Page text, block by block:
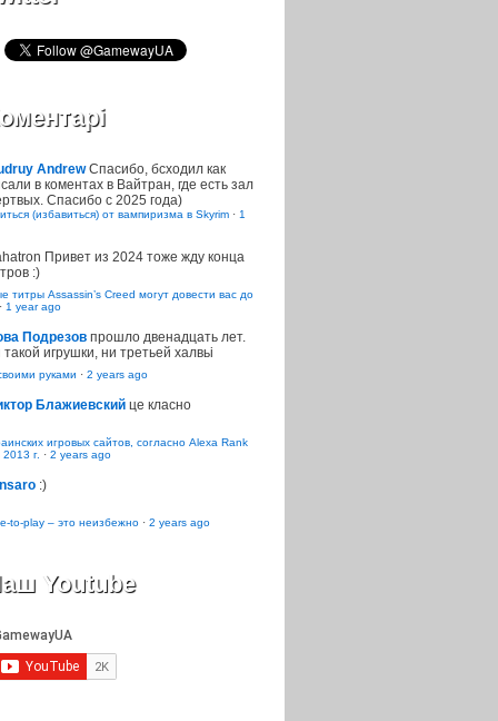
Andrew Спасибо, бсходил как
в коментах в Вайтран, где есть зал
Спасибо с 2025 года)
(избавиться) от вампиризма в Skyrim · 1
Привет из 2024 тоже жду конца
:)
титры Assassin’s Creed могут довести вас до
· 1 year ago
Подрезов прошло двенадцать лет.
такой игрушки, ни третьей халвьі
руками · 2 years ago
Блажиевский це класно
игровых сайтов, согласно Alexa Rank
г. · 2 years ago
:)
to-play – это неизбежно · 2 years ago
Youtube